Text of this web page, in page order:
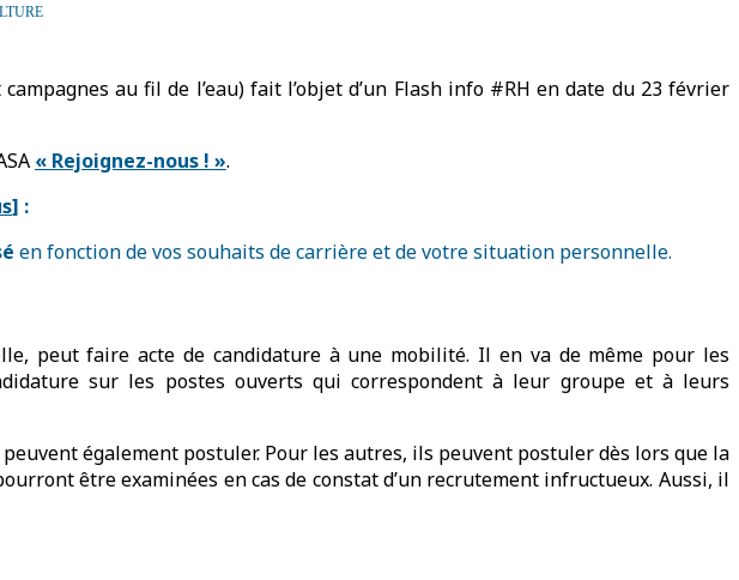
au fil de l’eau) fait l’objet d’un Flash info #RH en date du 23 février
« Rejoignez-nous ! ».
] :
en fonction de vos souhaits de carrière et de votre situation personnelle.
peut faire acte de candidature à une mobilité. Il en va de même pour les
sur les postes ouverts qui correspondent à leur groupe et à leurs
également postuler. Pour les autres, ils peuvent postuler dès lors que la
être examinées en cas de constat d’un recrutement infructueux. Aussi, il